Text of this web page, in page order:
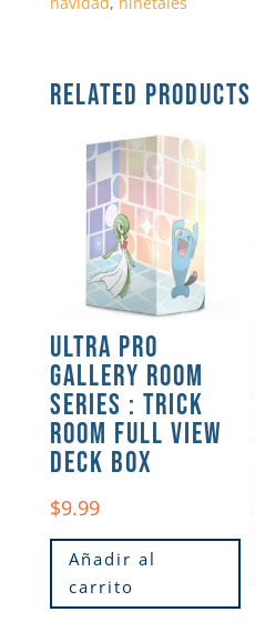
RELATED PRODUCTS
ULTRA PRO
GALLERY ROOM
SERIES : TRICK
ROOM FULL VIEW
DECK BOX
$9.99
Añadir al
carrito